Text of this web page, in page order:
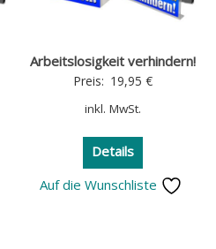
Arbeitslosigkeit verhindern!
Preis: 19,95€
inkl. MwSt.
Details
Auf die Wunschliste